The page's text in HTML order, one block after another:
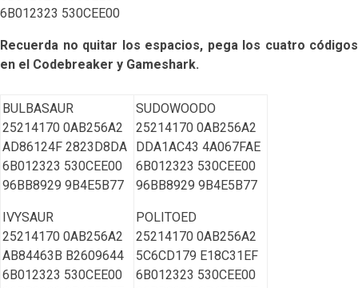
6B012323 530CEE00
Recuerda no quitar los espacios, pega los cuatro códigos
en el Codebreaker y Gameshark.
BULBASAUR
25214170 0AB256A2
AD86124F 2823D8DA
6B012323 530CEE00
96BB8929 9B4E5B77
IVYSAUR
25214170 0AB256A2
AB84463B B2609644
6B012323 530CEE00
SUDOWOODO
25214170 0AB256A2
DDA1AC43 4A067FAE
6B012323 530CEE00
96BB8929 9B4E5B77
POLITOED
25214170 0AB256A2
5C6CD179 E18C31EF
6B012323 530CEE00